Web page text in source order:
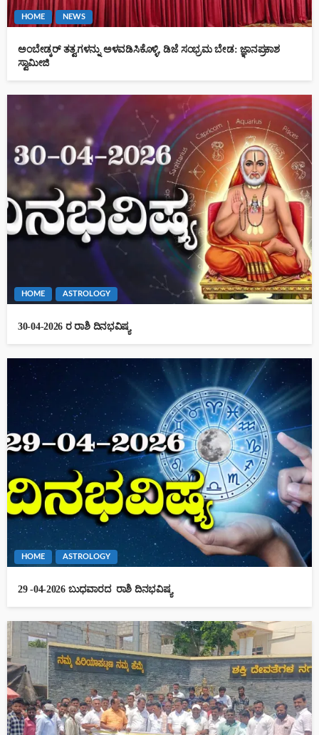
HOME NEWS
ಅಂಬೇಡ್ಕರ್ ತತ್ವಗಳನ್ನು ಅಳವಡಿಸಿಕೊಳ್ಳಿ, ಡಿಜೆ ಸಂಭ್ರಮ ಬೇಡ: ಜ್ಞಾನಪ್ರಕಾಶ
ಸ್ವಾಮೀಜಿ
HOME ASTROLOGY
30-04-2026 ರ ರಾಶಿ ದಿನಭವಿಷ್ಯ
HOME ASTROLOGY
29 -04-2026 ಬುಧವಾರದ ರಾಶಿ ದಿನಭವಿಷ್ಯ